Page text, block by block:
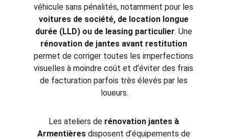
véhicule sans pénalités, notamment pour les
voitures de société, de location longue
durée (LLD) ou de leasing particulier. Une
rénovation de jantes avant restitution
permet de corriger toutes les imperfections
visuelles à moindre coût et d’éviter des frais
de facturation parfois très élevés par les
loueurs.
Les ateliers de rénovation jantes à
Armentières disposent d’équipements de